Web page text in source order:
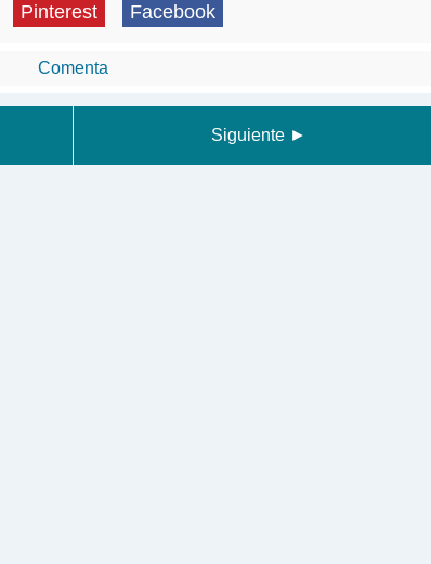
Pinterest Facebook
Comenta
Siguiente ►